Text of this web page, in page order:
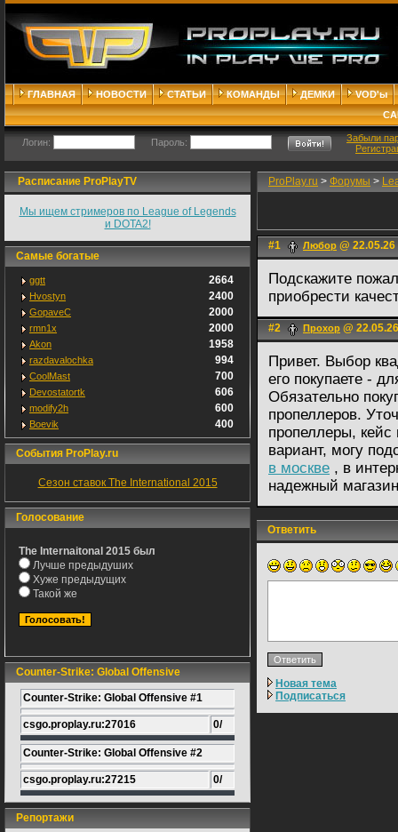
ГЛАВНАЯ НОВОСТИ СТАТЬИ КОМАНДЫ ДЕМКИ
VOD'ы
Логин: Пароль:
Забыли
Расписание ProPlayTV
Мы ищем стримеров по League of Legends
и DOTA2!
Самые богатые
ggtt 2664
Hvostyn 2400
GopaveC 2000
rmn1x 2000
Akon 1958
razdavalochka 994
CoolMast 700
Devostatortk 606
modify2h 600
Boevik 400
События ProPlay.ru
Сезон ставок The International 2015
Голосование
The Internaitonal 2015 был
Лучше предыдуших
Хуже предыдущих
Такой же
Counter-Strike: Global Offensive
Counter-Strike: Global Offensive #1
csgo.proplay.ru:27016 0/
Counter-Strike: Global Offensive #2
csgo.proplay.ru:27215 0/
Репортажи
ProPlay.ru > Форумы >
#1 Любор @
Подскажите
приобрести
#2 Прохор @
Привет. Выбор
его покупаете -
Обязательно
пропеллеров.
пропеллеры, кейс
вариант, могу
в москве , в
надежный
Ответить
Новая тема
Подписаться